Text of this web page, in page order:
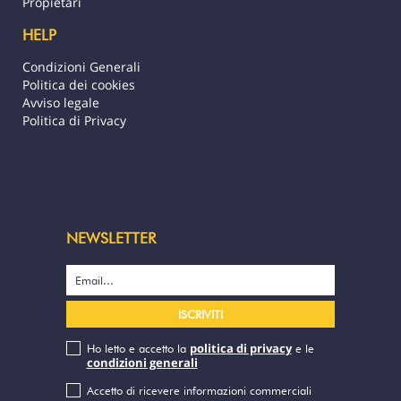
HELP
Condizioni Generali
Politica dei cookies
Avviso legale
Politica di Privacy
NEWSLETTER
Ho letto e accetto la politica di privacye le
condizioni generali
Accetto di ricevere informazioni commerciali